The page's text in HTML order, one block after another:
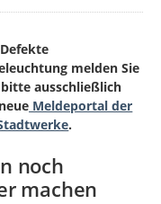
melden Sie
ausschließlich
Meldeportal der
.
noch
machen